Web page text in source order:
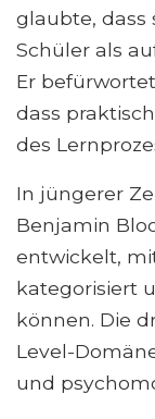
glaubte, dass
Schüler als
Er
dass
des
In jüngerer
Benjamin
entwickelt,
kategorisiert
können. Die
Level-
und